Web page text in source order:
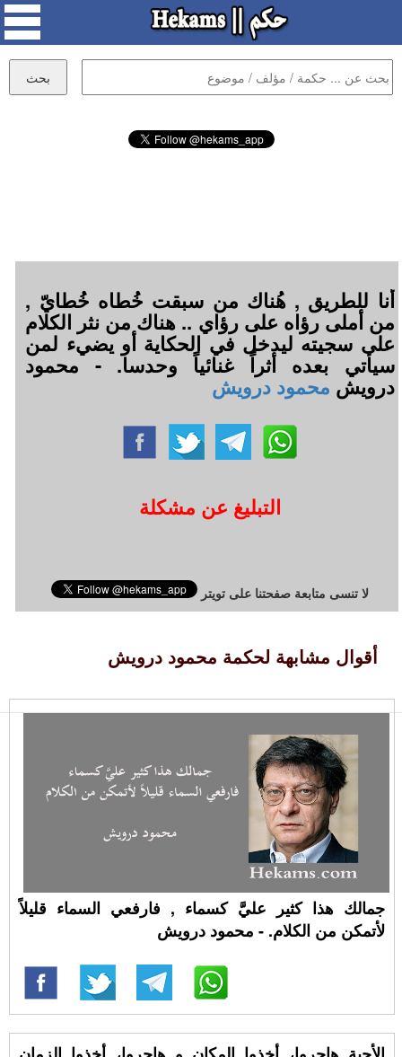
أنا للطريق , هُناك من سبقت خُطاه خُطايّ ,
من أملى رؤاه على رؤاي .. هناك من نثر الكلام
على سجيته ليدخل في الحكاية أو يضيء لمن
سيأتي بعده أثراً غنائياً وحدسا. - محمود
درويش محمود درويش
التبليغ عن مشكلة
لا تنسى متابعة صفحتنا على تويتر
أقوال مشابهة لحكمة محمود درويش
جمالك هذا كثير عليَّ كسماء , فارفعي السماء قليلاً
لأتمكن من الكلام. - محمود درويش